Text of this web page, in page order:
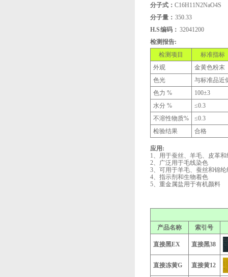
分子式： C16H11N2NaO4S
分子量：350.33
H.S 编码： 32041200
检测报告:
检测项目
标准指标
外观
金黄色粉末
色光
与标准品近
色力 %
100±3
水分 %
≤0.3
不溶性物质%
≤0.3
检验结果
合格
应用:
1、用于蚕丝、羊毛、皮革
2、广泛用于毛线染色
3、可用于羊毛、蚕丝和锦
4、指示剂和生物着色
5、重金属盐用于有机颜料
产品名称 索引号
直接黑EX 直接黑38
直接冻黄G 直接黄12